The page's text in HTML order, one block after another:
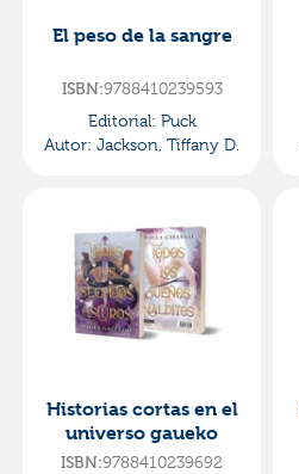
El peso de la sangre
ISBN:9788410239593
Editorial: Puck
Autor: Jackson, Tiffany D.
Historias cortas en el
universo gaueko
ISBN:9788410239692